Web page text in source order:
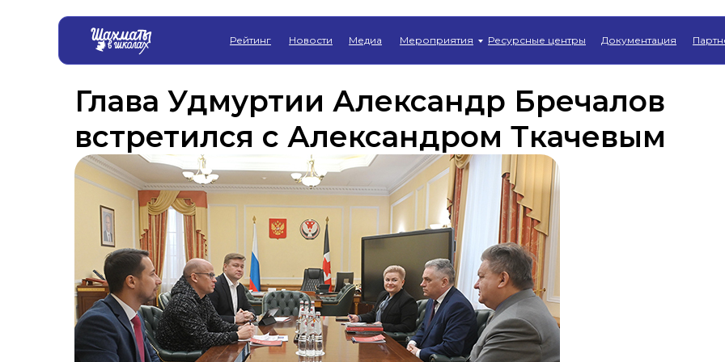
Рейтинг Документация
Ресурсные центры
Новости Мероприятия
Медиа
Глава Удмуртии Александр Бречалов
встретился с Александром Ткачевым